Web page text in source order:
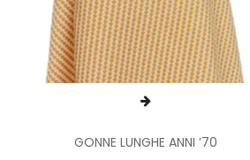
GONNE LUNGHE ANNI ’70